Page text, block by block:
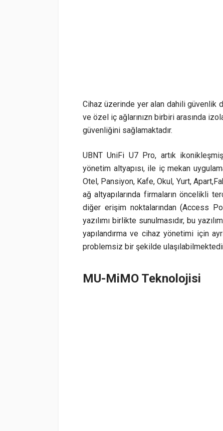
Cihaz üzerinde yer alan dahili güvenlik
ve özel iç ağlarınızn birbiri arasında
güvenliğini sağlamaktadır.
UBNT UniFi U7 Pro, artık
yönetim altyapısı, ile iç mekan
Otel, Pansiyon, Kafe, Okul, Yurt,
ağ altyapılarında firmaların öncelikli
diğer erişim noktalarından (Access
yazılımı birlikte sunulmasıdır, bu
yapılandırma ve cihaz yönetimi için
problemsiz bir şekilde
MU-MiMO Teknolojisi